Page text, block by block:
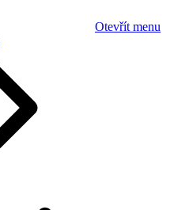
Otevřít menu